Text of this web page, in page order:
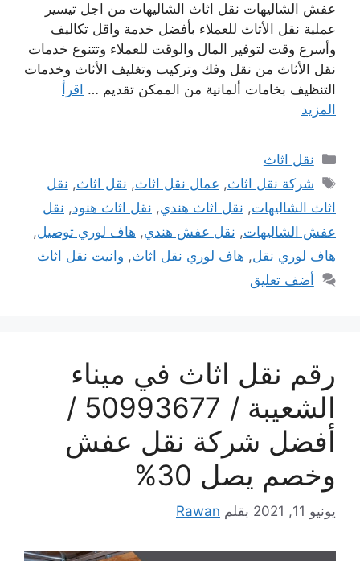
عفش الشاليهات نقل اثاث الشاليهات من اجل تيسير
عملية نقل الأثاث للعملاء بأفضل خدمة واقل تكاليف
وأسرع وقت لتوفير المال والوقت للعملاء وتتنوع خدمات
نقل الأثاث من نقل وفك وتركيب وتغليف الأثاث وخدمات
التنظيف بخامات ألمانية من الممكن تقديم … اقرأ
المزيد
التصنيفات
نقل اثاث
الوسوم
شركة نقل اثاث, عمال نقل اثاث, نقل اثاث, نقل
اثاث الشاليهات, نقل اثاث هندي, نقل اثاث هنود, نقل
عفش الشاليهات, نقل عفش هندي, هاف لوري توصيل,
هاف لوري نقل, هاف لوري نقل اثاث, وانيت نقل اثاث
أضف تعليق
رقم نقل اثاث في ميناء
الشعيبة / 50993677 /
أفضل شركة نقل عفش
وخصم يصل 30%
يونيو 11, 2021 بقلم Rawan